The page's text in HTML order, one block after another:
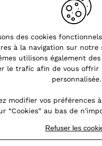
des cookies
à la navigation sur
utilisons également
le trafic afin de vous offrir
personnalisée.
modifier vos préférences
“Cookies” au bas de
Refuser les